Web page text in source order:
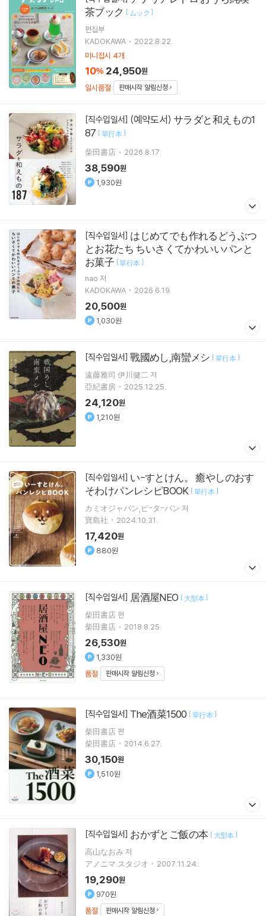
茶ブック [ ムック ]
편집부
KADOKAWA
2022.8.22.
미니접시 4개
10% 24,950원
일시품절
판매시작 알림신청
[직수입일서]
87 [單行本]
柴田書店 2026.8.17.
38,590원
1,930원
[직수입일서]
とお花たち ちいさくてかわいいパンと
お菓子 [單行本]
nao 저
KADOKAWA
2026.6.19.
20,500원
1,030원
[직수입일서] 戰國めし,南蠻メシ [單行本]
遠藤雅司 伊川健二 저
亞紀書房
2025.12.25.
24,120원
1,210원
[직수입일서]
そわけパンレシピBOOK [單行本]
カミオジャパン,ピ-タ-パン 저
寶島社
2024.10.31.
17,420원
880원
[직수입일서] 居酒屋NEO [ 大型本]
柴田書店 편
柴田書店
2018.8.25.
26,530원
1,330원
품절
판매시작 알림신청
[직수입일서] The酒菜1500 [單行本]
柴田書店 편
柴田書店
2014.6.27.
30,150원
1,510원
[직수입일서] おかずとご飯の本 [ 大型本]
高山なおみ 저
アノニマ.スタジオ
2007.11.24.
19,290원
970원
품절
판매시작 알림신청